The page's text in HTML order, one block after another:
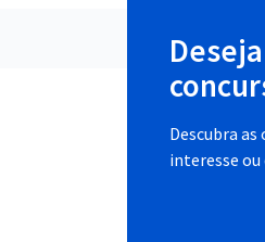
Descubra
interesse ou